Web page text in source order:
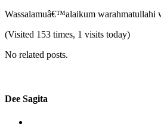
Wassalamuâ€™alaikum warahmatullahi
(Visited 153 times, 1 visits today)
No related posts.
Dee Sagita